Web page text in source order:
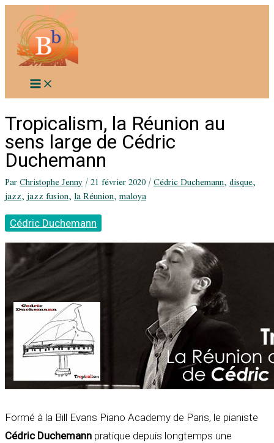
contenu
Tropicalism, la Réunion au
sens large de Cédric
Duchemann
ParChristophe Jenny/21 février 2020/Cédric Duchemann,disque,
jazz,jazz fusion,la Réunion,maloya
Cédric Duchemann
Formé à la Bill Evans Piano Academy de Paris, le pianiste
Cédric Duchemann pratique depuis longtemps une